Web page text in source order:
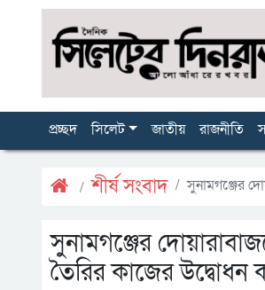
প্রচ্ছদ সিলেট জাতীয় রাজনীতি
শীর্ষ সংবাদ সুনামগঞ্জের
সুনামগঞ্জের
তৈরির কাজের উদ্বোধন